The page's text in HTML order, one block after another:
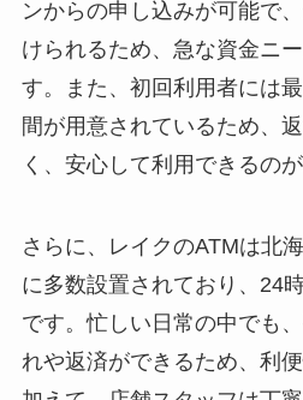
ンからの申し込みが可能で
けられるため、急な資金ニ
す。また、初回利用者には
間が用意されているため、
く、安心して利用できるの
さらに、レイクのATMは北
に多数設置されており、24
です。忙しい日常の中でも
れや返済ができるため、利